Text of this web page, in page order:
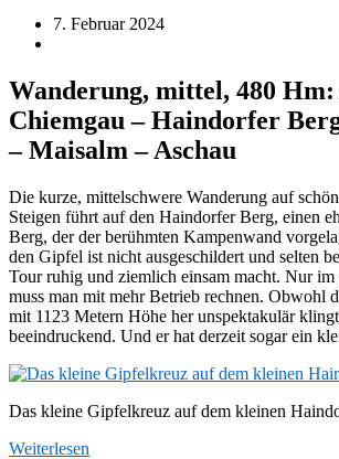
7. Februar 2024
Wanderung, mittel, 480 Hm:
Chiemgau – Haindorfer
– Maisalm – Aschau
Die kurze, mittelschwere Wanderung auf
Steigen führt auf den Haindorfer Berg, einen
Berg, der der berühmten Kampenwand
den Gipfel ist nicht ausgeschildert und selten
Tour ruhig und ziemlich einsam macht. Nur im
muss man mit mehr Betrieb rechnen. Obwohl
mit 1123 Metern Höhe her unspektakulär
beeindruckend. Und er hat derzeit sogar ein
Das kleine Gipfelkreuz auf dem kleinen
Weiterlesen